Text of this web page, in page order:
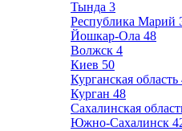
Тында 3
Республика Марий
Йошкар-Ола 48
Волжск 4
Киев 50
Курганская область
Курган 48
Сахалинская
Южно-Сахалинск